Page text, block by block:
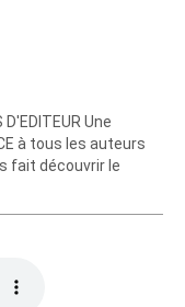
Une
à tous les auteurs
fait découvrir le